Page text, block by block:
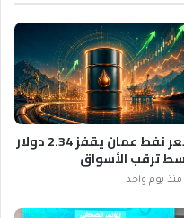
سعر نفط عمان يقفز 2.34 دولار
ترقب الأسواق
منذ يوم واحد